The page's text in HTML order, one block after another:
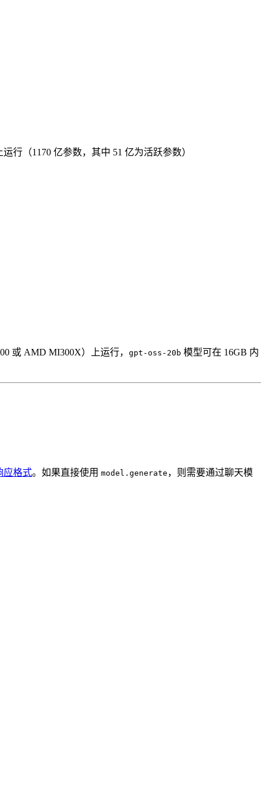
行（1170 亿参数，其中 51 亿为活跃参数）
或 AMD MI300X）上运行， gpt-oss-20b 模型可在 16GB 内
应格式。如果直接使用 model.generate ，则需要通过聊天模